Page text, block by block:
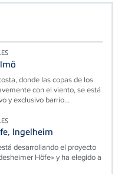
donde las copas de los
con el viento, se está
y exclusivo barrio...
Ingelheim
desarrollando el proyecto
Höfe» y ha elegido a